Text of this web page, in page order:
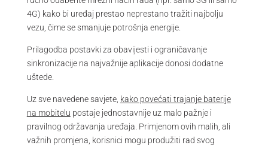
4G) kako bi uređaj prestao neprestano tražiti najbolju
vezu, čime se smanjuje potrošnja energije.
Prilagodba postavki za obavijesti i ograničavanje
sinkronizacije na najvažnije aplikacije donosi dodatne
uštede.
Uz sve navedene savjete, kako povećati trajanje baterije
na mobitelu postaje jednostavnije uz malo pažnje i
pravilnog održavanja uređaja. Primjenom ovih malih, ali
važnih promjena, korisnici mogu produžiti rad svog